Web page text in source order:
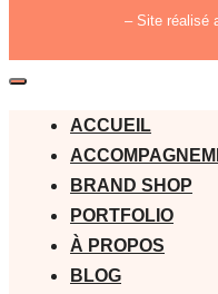
– Site réalisé
ACCUEIL
BRAND SHOP
PORTFOLIO
À PROPOS
BLOG